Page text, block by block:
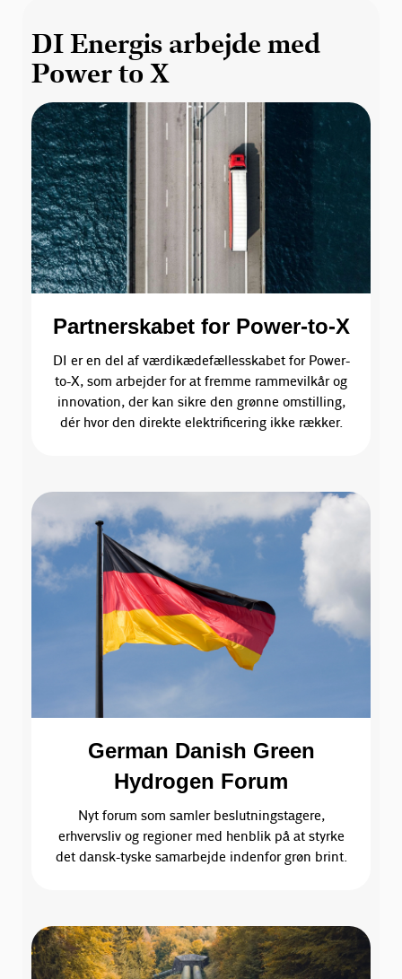
DI Energis arbejde med
Power to X
Partnerskabet for Power-to-X
DI er en del af værdikædefællesskabet for Power-
to-X, som arbejder for at fremme rammevilkår og
innovation, der kan sikre den grønne omstilling,
dér hvor den direkte elektrificering ikke rækker.
German Danish Green
Hydrogen Forum
Nyt forum som samler beslutningstagere,
erhvervsliv og regioner med henblik på at styrke
det dansk-tyske samarbejde indenfor grøn brint.